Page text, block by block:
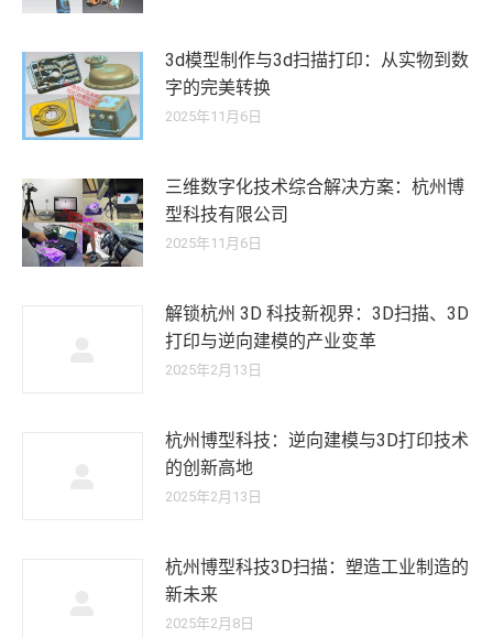
3d模型制作与3d扫描打印：从实物到数
字的完美转换
2025年11月6日
三维数字化技术综合解决方案：杭州博
型科技有限公司
2025年11月6日
解锁杭州 3D 科技新视界：3D扫描、3D
打印与逆向建模的产业变革
2025年2月13日
杭州博型科技：逆向建模与3D打印技术
的创新高地
2025年2月13日
杭州博型科技3D扫描：塑造工业制造的
新未来
2025年2月8日